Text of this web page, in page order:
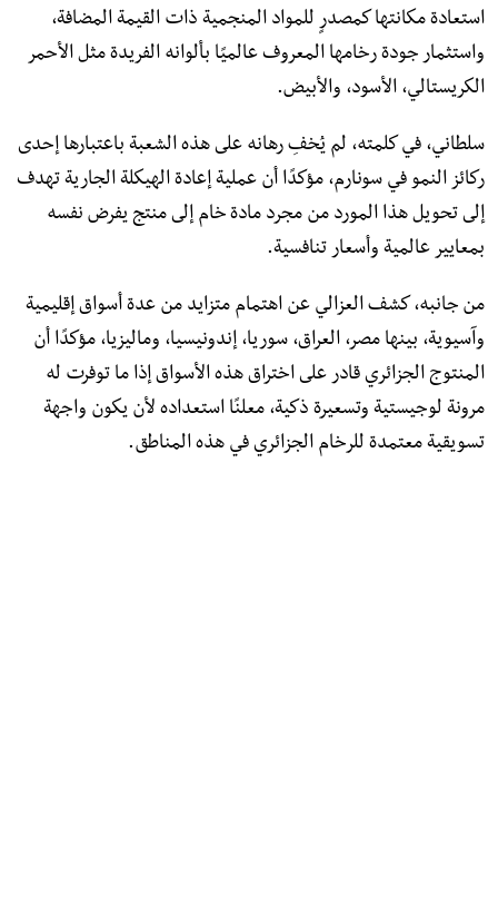
استعادة مكانتها كمصدرٍ للمواد المنجمية ذات القيمة المضافة،
واستثمار جودة رخامها المعروف عالميًا بألوانه الفريدة مثل الأحمر
الكريستالي، الأسود، والأبيض.
سلطاني، في كلمته، لم يُخفِ رهانه على هذه الشعبة باعتبارها إحدى
ركائز النمو في سونارم، مؤكدًا أن عملية إعادة الهيكلة الجارية تهدف
إلى تحويل هذا المورد من مجرد مادة خام إلى منتج يفرض نفسه
بمعايير عالمية وأسعار تنافسية.
من جانبه، كشف العزالي عن اهتمام متزايد من عدة أسواق إقليمية
وآسيوية، بينها مصر، العراق، سوريا، إندونيسيا، وماليزيا، مؤكدًا أن
المنتوج الجزائري قادر على اختراق هذه الأسواق إذا ما توفرت له
مرونة لوجيستية وتسعيرة ذكية، معلنًا استعداده لأن يكون واجهة
تسويقية معتمدة للرخام الجزائري في هذه المناطق.